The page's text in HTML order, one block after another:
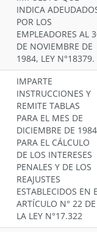
INDICA
POR LOS
EMPLEADORES AL
DE NOVIEMBRE DE
1984, LEY N°18379.
IMPARTE
INSTRUCCIONES Y
REMITE TABLAS
PARA EL MES DE
DICIEMBRE DE 1984
PARA EL CÁLCULO
DE LOS INTERESES
PENALES Y DE LOS
REAJUSTES
ESTABLECIDOS EN
ARTÍCULO N° 22 DE
LA LEY N°17.322